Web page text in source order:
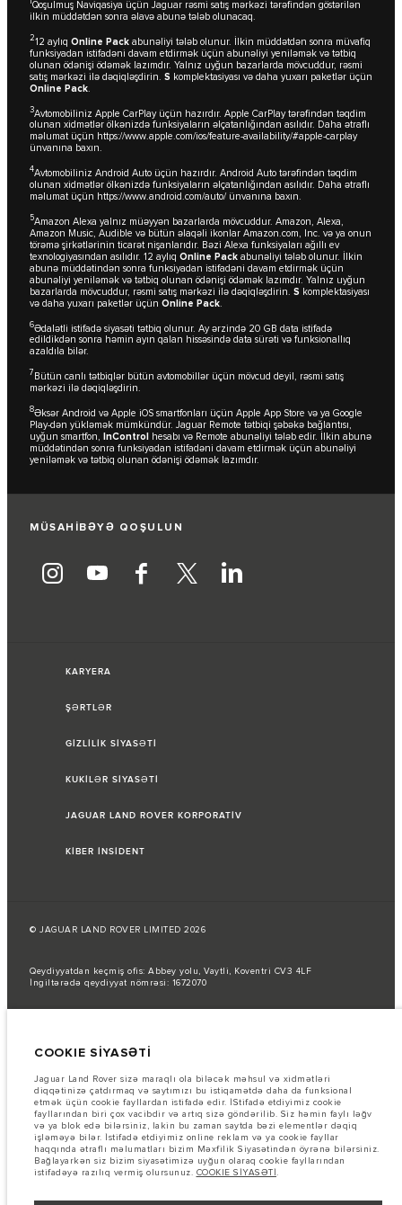
Qoşulmuş Naviqasiya üçün Jaguar rəsmi satış mərkəzi tərəfindən göstərilən
ilkin müddətdən sonra əlavə abunə tələb olunacaq.
212 aylıq Online Pack abunəliyi tələb olunur. İlkin müddətdən sonra müvafiq
funksiyadan istifadəni davam etdirmək üçün abunəliyi yeniləmək və tətbiq
olunan ödənişi ödəmək lazımdır. Yalnız uyğun bazarlarda mövcuddur, rəsmi
satış mərkəzi ilə dəqiqləşdirin. S komplektasiyası və daha yuxarı paketlər üçün
Online Pack.
3Avtomobiliniz Apple CarPlay üçün hazırdır. Apple CarPlay tərəfindən təqdim
olunan xidmətlər ölkənizdə funksiyaların əlçatanlığından asılıdır. Daha ətraflı
məlumat üçün https://www.apple.com/ios/feature-availability/#apple-carplay
ünvanına baxın.
4Avtomobiliniz Android Auto üçün hazırdır. Android Auto tərəfindən təqdim
olunan xidmətlər ölkənizdə funksiyaların əlçatanlığından asılıdır. Daha ətraflı
məlumat üçün https://www.android.com/auto/ ünvanına baxın.
5Amazon Alexa yalnız müəyyən bazarlarda mövcuddur. Amazon, Alexa,
Amazon Music, Audible və bütün əlaqəli ikonlar Amazon.com, Inc. və ya onun
törəmə şirkətlərinin ticarət nişanlarıdır. Bəzi Alexa funksiyaları ağıllı ev
texnologiyasından asılıdır. 12 aylıq Online Pack abunəliyi tələb olunur. İlkin
abunə müddətindən sonra funksiyadan istifadəni davam etdirmək üçün
abunəliyi yeniləmək və tətbiq olunan ödənişi ödəmək lazımdır. Yalnız uyğun
bazarlarda mövcuddur, rəsmi satış mərkəzi ilə dəqiqləşdirin. S komplektasiyası
və daha yuxarı paketlər üçün Online Pack
6Ədalətli istifadə siyasəti tətbiq olunur. Ay ərzində 20 GB data istifadə
edildikdən sonra həmin ayın qalan hissəsində data sürəti və funksionallıq
azaldıla bilər.
7Bütün canlı tətbiqlər bütün avtomobillər üçün mövcud deyil, rəsmi satış
mərkəzi ilə dəqiqləşdirin.
8Əksər Android və Apple iOS smartfonları üçün Apple App Store və ya Google
Play-dən yükləmək mümkündür. Jaguar Remote tətbiqi şəbəkə bağlantısı,
uyğun smartfon, InControl hesabı və Remote abunəliyi tələb edir. İlkin abunə
müddətindən sonra funksiyadan istifadəni davam etdirmək üçün abunəliyi
yeniləmək və tətbiq olunan ödənişi ödəmək lazımdır.
MÜSAHİBƏYƏ QOŞULUN
KARYERA
ŞƏRTLƏR
GİZLİLİK SİYASƏTİ
KUKİLƏR SİYASƏTİ
JAGUAR LAND ROVER KORPORATİV
KİBER İNSİDENT
© JAGUAR LAND ROVER LIMITED 2026
Qeydiyyatdan keçmiş ofis: Abbey yolu, Vaytli, Koventri CV3 4LF
İngiltərədə qeydiyyat nömrəsi: 1672070
Avtomobilin faktiki yanacaq sərfi belə testlərdən əldə edilən nəticələrdən
Şəkillər və spesifikasiyalar haqqında vacib qeyd.
Qlobal yarımkeçirici
çatışmazlığı hal-hazırda avtomobilin istehsal xüsusiyyətlərinə, seçimlərin
mövcudluğuna və istehsal müddətlərinə təsir göstərir. Bu, çox dinamik bir
vəziyyətdir və nəticədə hazırda veb-saytda istifadə edilən şəkillər,
funksiyalar, seçimlər, xüsusi işləmələr və rəng sxemləri üçün mövcud
spesifikasiyaları tam əks etdirməyə bilər. Zəhmət olmasa, hər hansı cari
məhdudiyyətlər barədə məlumat etmək üçün Satış mərkəzi ilə əlaqə
saxlayın.
asılı olaraq dəyişə və bildiriş olmadan dəyişdirilə bilər. Avtomobillərin
COOKIE SİYASƏTİ
Jaguar Land Rover sizə maraqlı ola biləcək məhsul və xidmətləri
diqqətinizə çatdırmaq və saytımızı bu istiqamətdə daha da funksional
etmək üçün cookie fayllardan istifadə edir. İStifadə etdiyimiz cookie
fayllarından biri çox vacibdir və artıq sizə göndərilib. Siz həmin faylı ləğv
və ya blok edə bilərsiniz, lakin bu zaman saytda bəzi elementlər dəqiq
işləməyə bilər. İstifadə etdiyimiz online reklam və ya cookie fayllar
haqqında ətraflı məlumatları bizim Məxfilik Siyasətindən öyrənə bilərsiniz.
Bağlayarkən siz bizim siyasətimizə uyğun olaraq cookie fayllarından
istifadəyə razılıq vermiş olursunuz. COOKIE SİYASƏTİ.